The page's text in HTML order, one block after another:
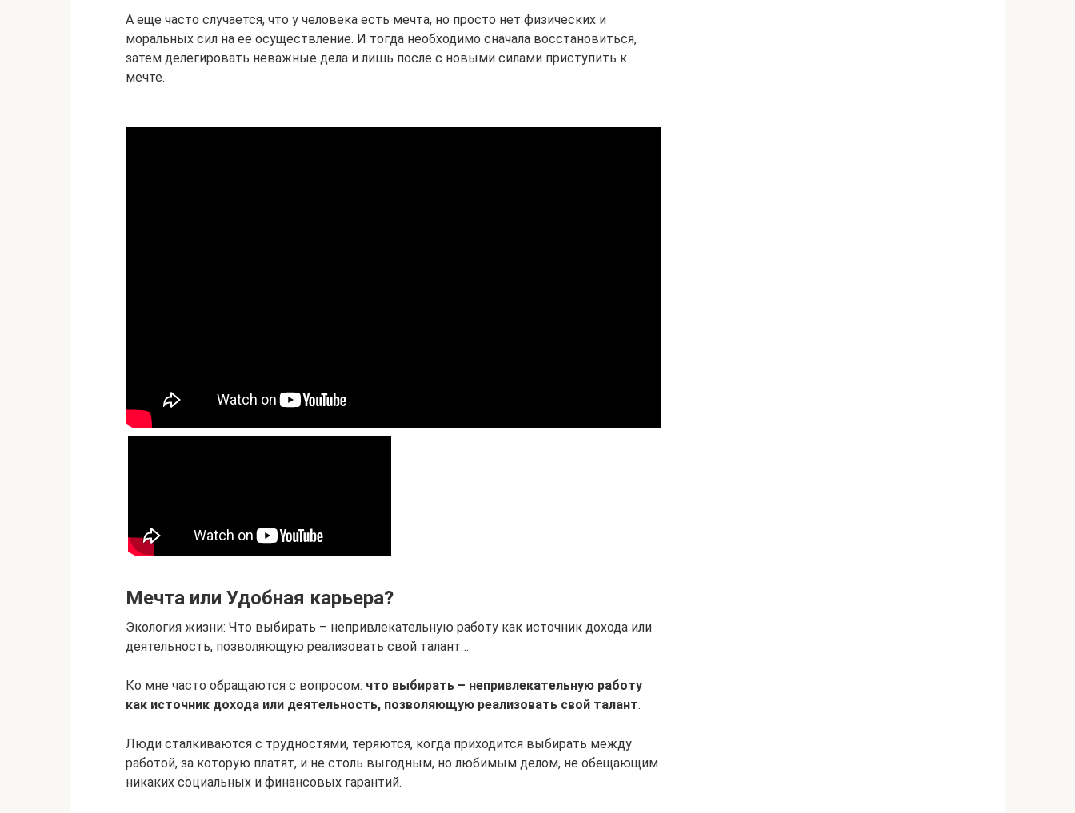
А еще часто случается, что у человека есть мечта, но просто нет физических и
моральных сил на ее осуществление. И тогда необходимо сначала восстановиться,
затем делегировать неважные дела и лишь после с новыми силами приступить к
мечте.
Мечта или Удобная карьера?
Экология жизни: Что выбирать – непривлекательную работу как источник дохода или
деятельность, позволяющую реализовать свой талант…
Ко мне часто обращаются с вопросом: что выбирать – непривлекательную работу
как источник дохода или деятельность, позволяющую реализовать свой талант.
Люди сталкиваются с трудностями, теряются, когда приходится выбирать между
работой, за которую платят, и не столь выгодным, но любимым делом, не обещающим
никаких социальных и финансовых гарантий.